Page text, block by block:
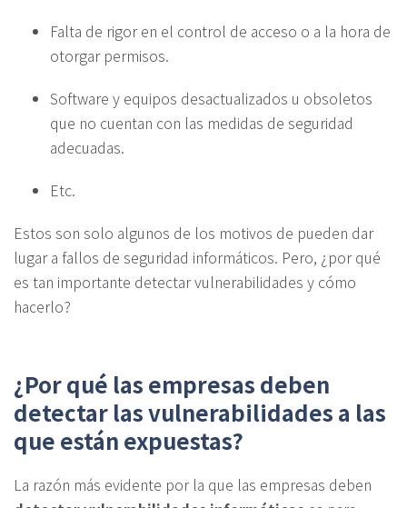
Falta de rigor en el control de acceso o a la hora de
otorgar permisos.
Software y equipos desactualizados u obsoletos
que no cuentan con las medidas de seguridad
adecuadas.
Etc.
Estos son solo algunos de los motivos de pueden dar
lugar a fallos de seguridad informáticos. Pero, ¿por qué
es tan importante detectar vulnerabilidades y cómo
hacerlo?
¿Por qué las empresas deben
detectar las vulnerabilidades a las
que están expuestas?
La razón más evidente por la que las empresas deben